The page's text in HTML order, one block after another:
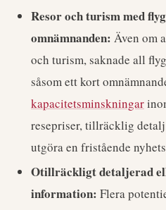
Resor och turism med
omnämnanden: Även om
och turism, saknade all
såsom ett kort
kapacitetsminskningar
resepriser, tillräcklig
utgöra en fristående
Otillräckligt detaljerad
information: Flera